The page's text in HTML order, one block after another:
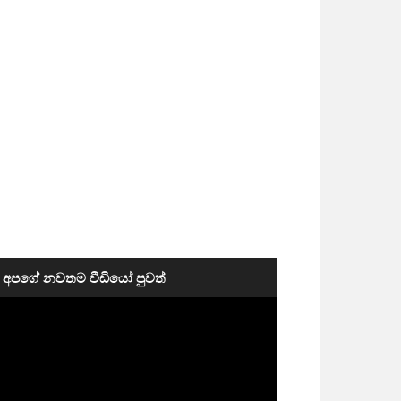
අපගේ නවතම වීඩියෝ පුවත්